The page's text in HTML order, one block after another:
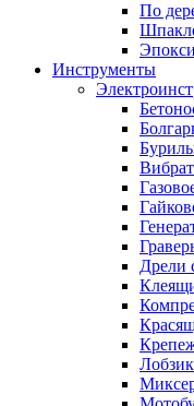
По
Инструменты
Дрели